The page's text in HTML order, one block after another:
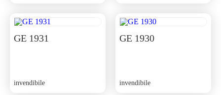
GE 1931
invendibile
GE 1930
invendibile